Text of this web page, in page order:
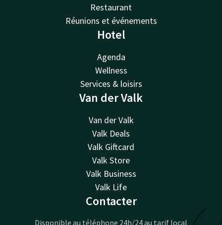
Restaurant
Réunions et événements
Hotel
Agenda
Wellness
Services & loisirs
Van der Valk
Van der Valk
Valk Deals
Valk Giftcard
Valk Store
Valk Business
Valk Life
Contacter
Disponible au téléphone 24h/24 au tarif local